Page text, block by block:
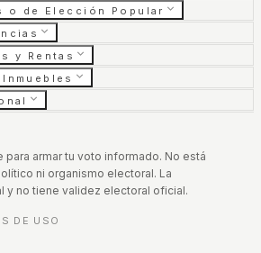
o de Elección Popular
y Rentas
armar tu voto informado. No está
ni organismo electoral. La
y no tiene validez electoral oficial.
DE USO